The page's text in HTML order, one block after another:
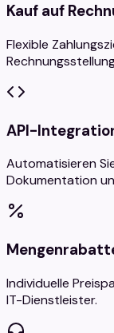
Kauf auf
Flexible
API-
Automatisieren
Dokumentation
Individuelle
IT-Dienstleister.